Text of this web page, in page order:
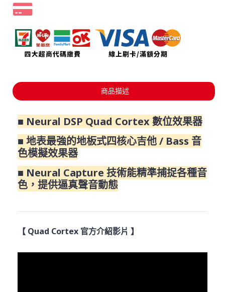
商品描述
■ Neural DSP Quad Cortex 數位效果器
■ 地表最強的地板式四核心吉他 / Bass 音
色模擬效果器
■ Neural Capture 技術能精準捕捉各種音
色，提供逼真聲音動態
【 Quad Cortex 官方介紹影片 】